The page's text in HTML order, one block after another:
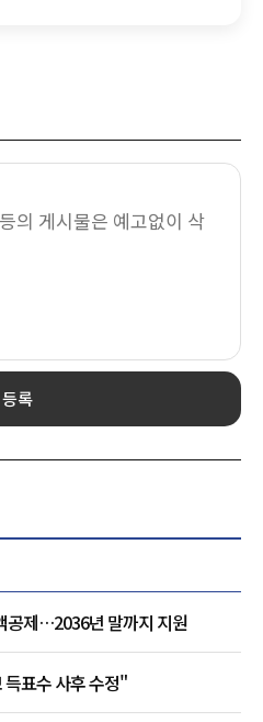
등록
공제…2036년 말까지 지원
표수 사후 수정"